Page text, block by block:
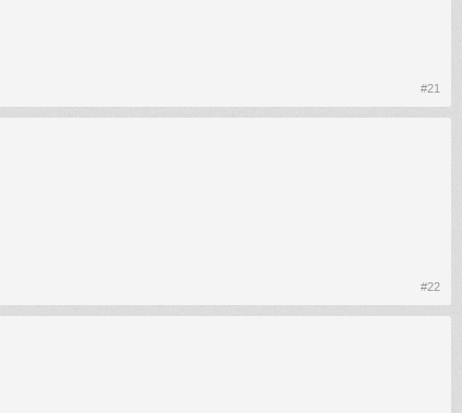
#21
#22